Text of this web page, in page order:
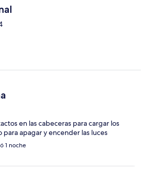
en las cabeceras para cargar los
apagar y encender las luces
1 noche